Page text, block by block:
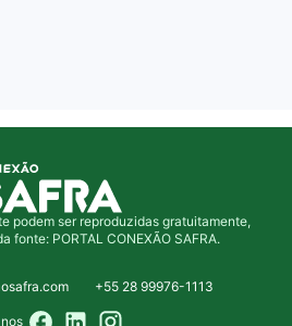
podem ser reproduzidas gratuitamente,
fonte: PORTAL CONEXÃO SAFRA.
+55 28 99976-1113